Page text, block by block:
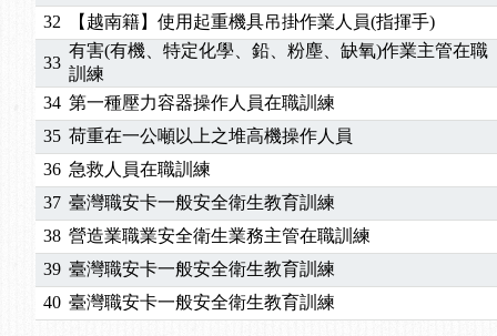
2025/10/30 【進修課程】2026年，課程意見蒐集~
2025/08/20【進修課程】SDS格式百百種？專業講師帶您判斷
2025/08/12
2025/07/06【中心公告】颱風假114/07/07停班停課
2025/06/06
【進修課程】～～前導課程看這邊推出囉～～
2025/05/29【進修課程】前導課程推出公告！
2025/04/28【進修課程】要怎麼進修自我？課程百百種選擇好
2025/01/21 「高壓氣體製造安全主任」、「隧道等襯砌作業
訓測驗
2025/01/15【線上課程】碳中和核心職能系列課程資訊
2026/07/15【免費研習】115年製造業危害預防職場安衛法令
2026/07/08 【中心公告】因應颱風來襲，若遇停班停課消息
2026/05/06【產業人才投資】06/03-06/08堆高機課程，政府出
32
【越南籍】使用起重機具吊掛作業人員(指揮手)
33
有害(有機、特定化學、鉛、粉塵、缺氧)作業主管在職
訓練
34 第一種壓力容器操作人員在職訓練
35 荷重在一公噸以上之堆高機操作人員
36 急救人員在職訓練
37 臺灣職安卡一般安全衛生教育訓練
38 營造業職業安全衛生業務主管在職訓練
39 臺灣職安卡一般安全衛生教育訓練
40 臺灣職安卡一般安全衛生教育訓練